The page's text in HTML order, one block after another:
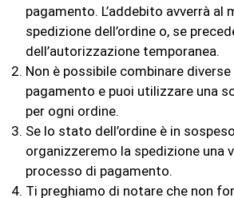
pagamento. L’addebito avverrà al
spedizione dell’ordine o, se
dell’autorizzazione temporanea.
Non è possibile combinare
pagamento e puoi utilizzare una
per ogni ordine.
Se lo stato dell’ordine è in
organizzeremo la spedizione una
processo di pagamento.
Ti preghiamo di notare che non